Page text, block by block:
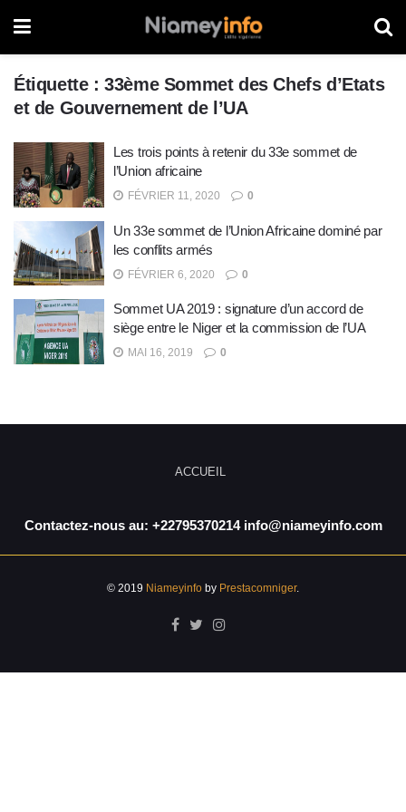
Étiquette :33ème Sommet des Chefs d’Etats
et de Gouvernement de l’UA
Les trois points à retenir du 33e sommet de
l’Union africaine
FÉVRIER 11, 2020 0
Un 33e sommet de l’Union Africaine dominé par
les conflits armés
FÉVRIER 6, 2020 0
Sommet UA 2019 : signature d’un accord de
siège entre le Niger et la commission de l’UA
MAI 16, 2019 0
ACCUEIL
Contactez-nous au: +22795370214 info@niameyinfo.com
© 2019 Niameyinfo by Prestacomniger.